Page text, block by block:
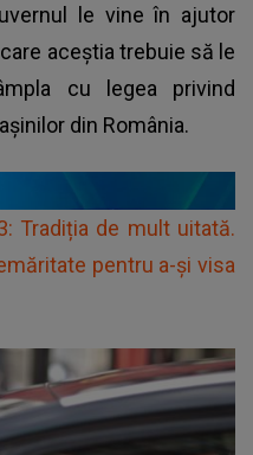
le vine în ajutor
aceștia trebuie să le
cu legea privind
din România.
Tradiția de mult uitată.
pentru a-și visa